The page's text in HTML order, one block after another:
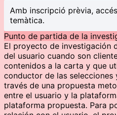
Amb inscripció prèvia,
temàtica.
Punto de partida de la
El proyecto de investigación
del usuario cuando son
contenidos a la carta y que
conductor de las selecciones
través de una propuesta
entre el usuario y la
plataforma propuesta. Para